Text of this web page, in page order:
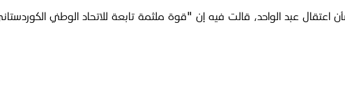
اعتقال عبد الواحد، قالت فيه إن "قوة ملثمة تابعة للاتحاد الوطني